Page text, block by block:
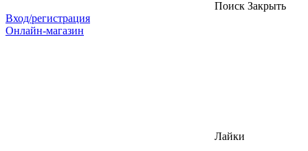
Поиск Закрыть
Вход/регистрация
Онлайн-магазин
Лайки